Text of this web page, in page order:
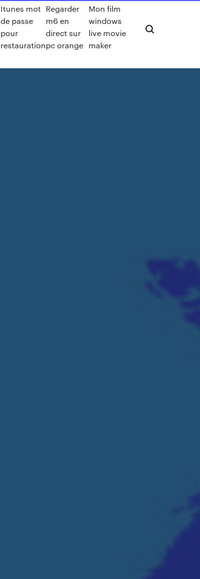
Itunes mot
de passe
pour
restauration
Regarder
m6 en
direct sur
pc orange
Mon film
windows
live movie
maker